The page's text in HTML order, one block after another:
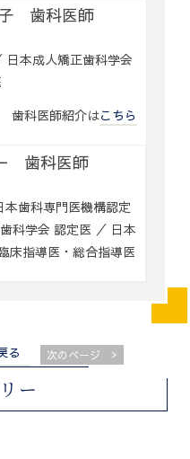
ー
歯科医師
日本成人矯正歯科学会
歯科医師紹介はこちら
歯科医師
歯科専門医機構認定
科学会 認定医 ／ 日本
床指導医・総合指導医
る 次のページ >